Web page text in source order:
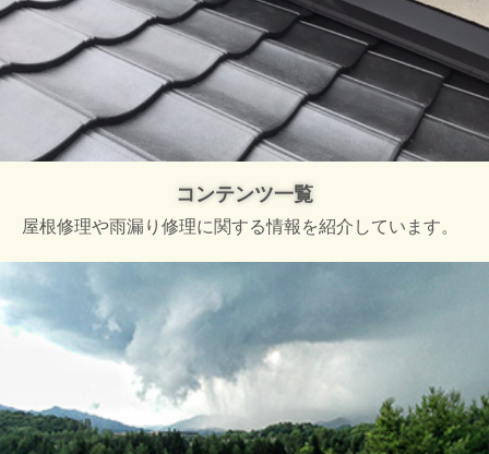
コンテンツ一覧
屋根修理や雨漏り修理に関する情報を紹介しています。